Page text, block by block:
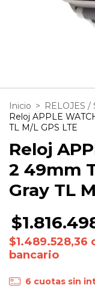
Inicio > RELOJES /
Reloj APPLE
TL M/L GPS LTE
Reloj
2 49mm
Gray TL
$1.489.528,36
bancario
6 cuotas sin